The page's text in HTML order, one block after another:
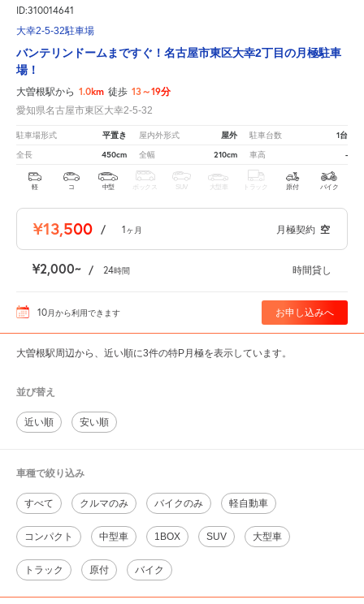
ID:310014641
大幸2-5-32駐車場
バンテリンドームまですぐ！名古屋市東区大幸2丁目の月極駐車
場！
大曽根駅から 1.0km 徒歩 13～19分
愛知県名古屋市東区大幸2-5-32
駐車場形式 平置き 屋内外形式 屋外 駐車台数 1台
全長 450cm 全幅 210cm 車高 -
軽 コ 中型 ボックス SUV 大型車 トラック 原付 バイク
¥13,500 / 1ヶ月 月極契約 空
¥2,000 / 24時間 時間貸し
10月から利用できます お申し込みへ
大曽根駅周辺から、近い順に3件の特P月極を表示しています。
並び替え
近い順 安い順
車種で絞り込み
すべて クルマのみ バイクのみ 軽自動車
コンパクト 中型車 1BOX SUV 大型車
トラック 原付 バイク